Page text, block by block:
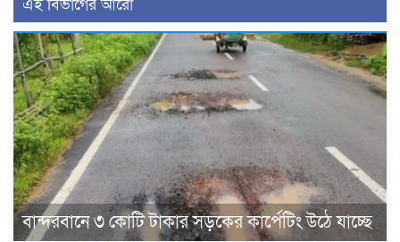
এই বিভাগের আরো
বান্দরবানে ৩ কোটি টাকার সড়কের কার্পেটিং উঠে যাচ্ছে